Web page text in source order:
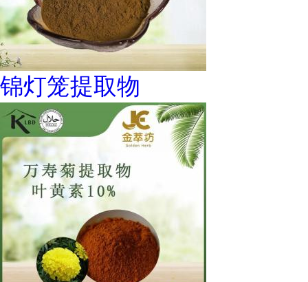
锦灯笼提取物